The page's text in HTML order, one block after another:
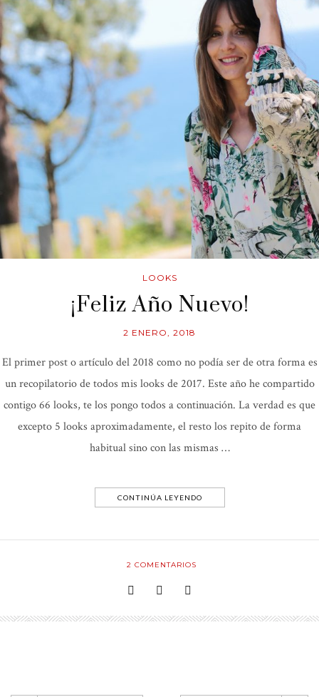
LOOKS
¡Feliz Año Nuevo!
2 ENERO, 2018
El primer post o artículo del 2018 como no podía ser de otra forma es
un recopilatorio de todos mis looks de 2017. Este año he compartido
contigo 66 looks, te los pongo todos a continuación. La verdad es que
excepto 5 looks aproximadamente, el resto los repito de forma
habitual sino con las mismas …
CONTINÚA LEYENDO
2 COMENTARIOS